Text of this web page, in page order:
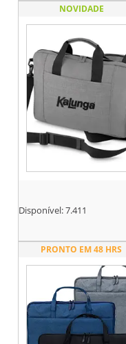
NOVIDADE
Disponível:7.411
PRONTO EM 48 HRS